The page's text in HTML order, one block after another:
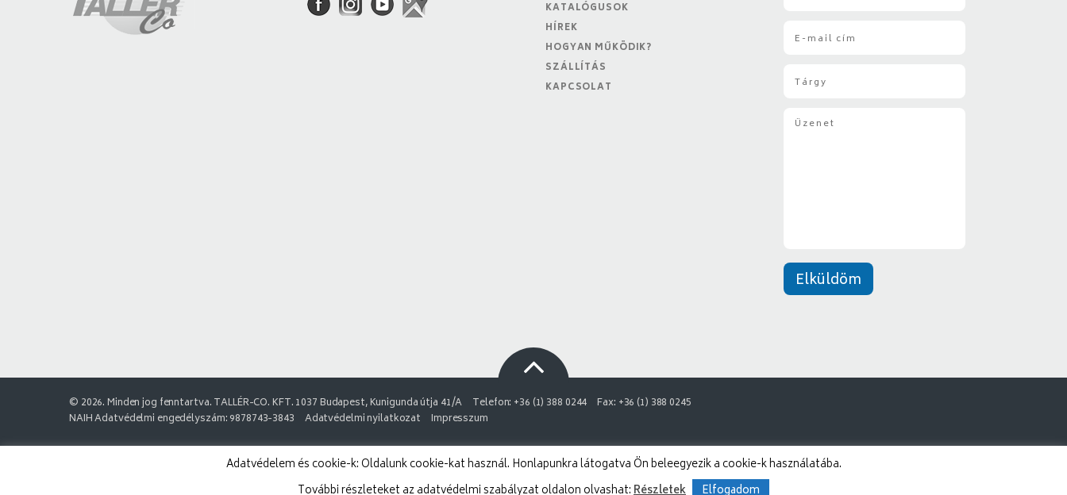
KATALÓGUSOK
HÍREK
HOGYAN MŰKÖDIK?
SZÁLLÍTÁS
KAPCSOLAT
Elküldöm
© 2026. Minden jog fenntartva. TALLÉR-CO. KFT. 1037 Budapest, Kunigunda útja 41/A Telefon: +36 (1) 388 0244
Fax: +36 (1) 388 0245
NAIH Adatvédelmi engedélyszám: 9878743-3843
Adatvédelmi nyilatkozat Impresszum
Adatvédelem és cookie-k: Oldalunk cookie-kat használ. Honlapunkra látogatva Ön beleegyezik a cookie-k használatába.
További részleteket az adatvédelmi szabályzat oldalon olvashat:Részletek